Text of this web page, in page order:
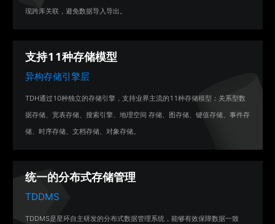
现跨库关联，避免数据导入导出。
支持11种存储模型
异构存储引擎层
TDH通过10种独立的存储引擎，支持业界主流的11种存储模型：关系型数
据存储、宽表存储、搜索引擎、地理空间 存储、图存储、键值存储、事件存
储、时序存储、文档存储、对象存储。
统一的分布式存储管理
TDDMS
TDDMS是星环自主研发的分布式数据管理系统，能够有效保障数据一致